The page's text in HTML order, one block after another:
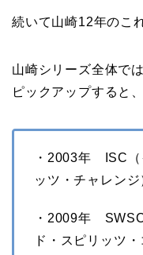
続いて山崎12年のこ
山崎シリーズ全体で
ピックアップすると、
・2003年 ISC（
ッツ・チャレンジ
・2009年
ド・スピリッツ